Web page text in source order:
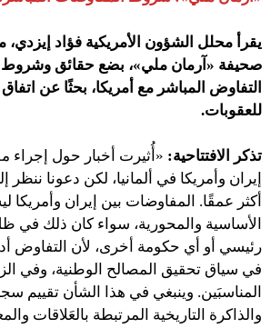
يقرأ محلل الشؤون الأمريكية فؤاد إيزدي،
صحيفة «آرمان ملي»، بضع حقائق وشروط
التفاوض المباشر مع أمريكا، بحثًا عن
للعقوبات.
تذكر الافتتاحية: «أُثيرت أخبار حول إجراء
إيران وأمريكا في ألمانيا، لكن دعونا
أكثر عمقًا. المفاوضات بين إيران
الأساسية والمحورية، سواء كان ذلك في
رئيسي أو أي حكومة أخرى، لأن التفاوض
في سياق تحقيق المصالح الوطنية، وفي
المناسبَين. وينبغي في هذا الشأن تقييم
والذاكرة التاريخية المرتبطة بالعَلاقات